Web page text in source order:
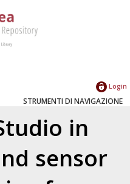
Login
STRUMENTI DI NAVIGAZIONE
in
sensor